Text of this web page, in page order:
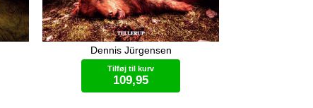
Et nøgent lig af en teenagepige
findes i en københavnsk park, og
Roland Triel og hans kollegaer på
Politigården får travlt. En pædofil
seriemorder er kort forinden flygtet
Dennis Jürgensen
Tilføj til kurv
109,95